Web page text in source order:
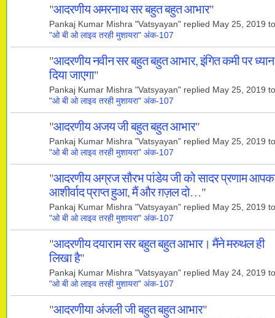
"आदरणीय अमरनाथ सर बहुत बहुत आभार"
Pankaj Kumar Mishra "Vatsyayan" replied May 25, 2019 to
"ओ बी ओ लाइव तरही मुशायरा" अंक-107
"आदरणीय नवीन सर बहुत बहुत आभार, इंगित कमी पर ध्यान
दिया जाएगा"
Pankaj Kumar Mishra "Vatsyayan" replied May 25, 2019 to
"ओ बी ओ लाइव तरही मुशायरा" अंक-107
"आदरणीय अजय जी बहुत बहुत आभार"
Pankaj Kumar Mishra "Vatsyayan" replied May 25, 2019 to
"ओ बी ओ लाइव तरही मुशायरा" अंक-107
"आदरणीय अग्रज सौरभ पांडेय जी को सादर प्रणाम
आशीर्वाद प्राप्त हुआ, मैं और ग़ज़ल दो…"
Pankaj Kumar Mishra "Vatsyayan" replied May 25, 2019 to
"ओ बी ओ लाइव तरही मुशायरा" अंक-107
"आदरणीय दयाराम सर बहुत बहुत आभार। मैंने मरुथल ही
लिखा है"
Pankaj Kumar Mishra "Vatsyayan" replied May 24, 2019 to
"ओ बी ओ लाइव तरही मुशायरा" अंक-107
"आदरणीया अंजली जी बहुत बहुत आभार"